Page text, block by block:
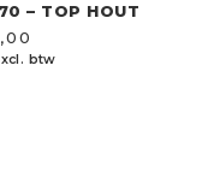
– TOP HOUT
btw